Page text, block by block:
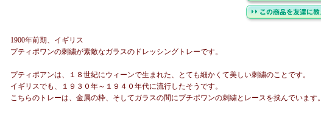
1900年前期、イギリス
プティポワンの刺繍が素敵なガラスのドレッシングトレーです。
プティポアンは、１８世紀にウィーンで生まれた、とても細かくて美しい刺繍のことです。
イギリスでも、１９３０年～１９４０年代に流行したそうです。
こちらのトレーは、金属の枠、そしてガラスの間にプチポワンの刺繍とレースを挟んでいます。